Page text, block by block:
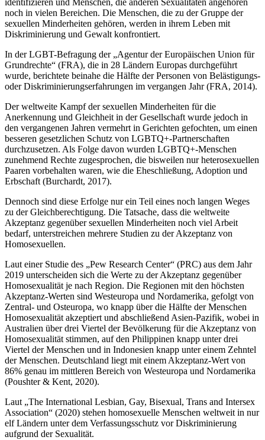
identifizieren und Menschen, die anderen Sexualitäten angehören
noch in vielen Bereichen. Die Menschen, die zu der Gruppe der
sexuellen Minderheiten gehören, werden in ihrem Leben mit
Diskriminierung und Gewalt konfrontiert.
In der LGBT-Befragung der „Agentur der Europäischen Union für
Grundrechte“ (FRA), die in 28 Ländern Europas durchgeführt
wurde, berichtete beinahe die Hälfte der Personen von Belästigungs-
oder Diskriminierungserfahrungen im vergangen Jahr (FRA, 2014).
Der weltweite Kampf der sexuellen Minderheiten für die
Anerkennung und Gleichheit in der Gesellschaft wurde jedoch in
den vergangenen Jahren vermehrt in Gerichten gefochten, um einen
besseren gesetzlichen Schutz von LGBTQ+-Partnerschaften
durchzusetzen. Als Folge davon wurden LGBTQ+-Menschen
zunehmend Rechte zugesprochen, die bisweilen nur heterosexuellen
Paaren vorbehalten waren, wie die Eheschließung, Adoption und
Erbschaft (Burchardt, 2017).
Dennoch sind diese Erfolge nur ein Teil eines noch langen Weges
zu der Gleichberechtigung. Die Tatsache, dass die weltweite
Akzeptanz gegenüber sexuellen Minderheiten noch viel Arbeit
bedarf, unterstreichen mehrere Studien zu der Akzeptanz von
Homosexuellen.
Laut einer Studie des „Pew Research Center“ (PRC) aus dem Jahr
2019 unterscheiden sich die Werte zu der Akzeptanz gegenüber
Homosexualität je nach Region. Die Regionen mit den höchsten
Akzeptanz-Werten sind Westeuropa und Nordamerika, gefolgt von
Zentral- und Osteuropa, wo knapp über die Hälfte der Menschen
Homosexualität akzeptiert und abschließend Asien-Pazifik, wobei in
Australien über drei Viertel der Bevölkerung für die Akzeptanz von
Homosexualität stimmen, auf den Philippinen knapp unter drei
Viertel der Menschen und in Indonesien knapp unter einem Zehntel
der Menschen. Deutschland liegt mit einem Akzeptanz-Wert von
86% genau im mittleren Bereich von Westeuropa und Nordamerika
(Poushter & Kent, 2020).
Laut „The International Lesbian, Gay, Bisexual, Trans and Intersex
Association“ (2020) stehen homosexuelle Menschen weltweit in nur
elf Ländern unter dem Verfassungsschutz vor Diskriminierung
aufgrund der Sexualität.